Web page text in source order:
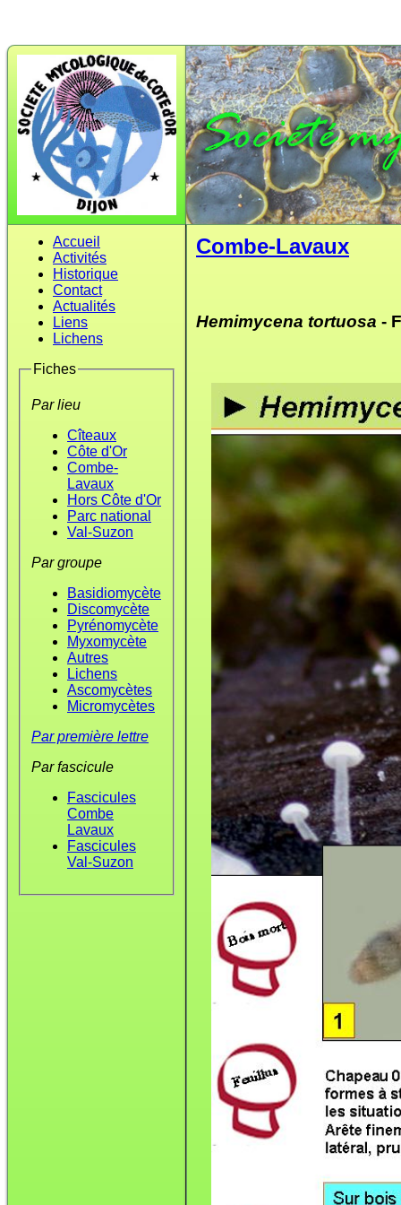
Accueil
Activités
Historique
Contact
Actualités
Liens
Lichens
Fiches
Par lieu
Cîteaux
Côte d'Or
Combe-
Lavaux
Hors Côte d'Or
Parc national
Val-Suzon
Par groupe
Basidiomycète
Discomycète
Pyrénomycète
Myxomycète
Autres
Lichens
Ascomycètes
Micromycètes
Par première lettre
Par fascicule
Fascicules
Combe
Lavaux
Fascicules
Val-Suzon
Combe-Lavaux
Hemimycena tortuosa -